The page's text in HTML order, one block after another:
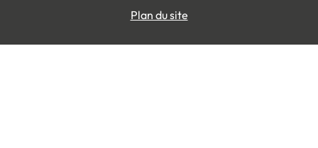
Plan du site